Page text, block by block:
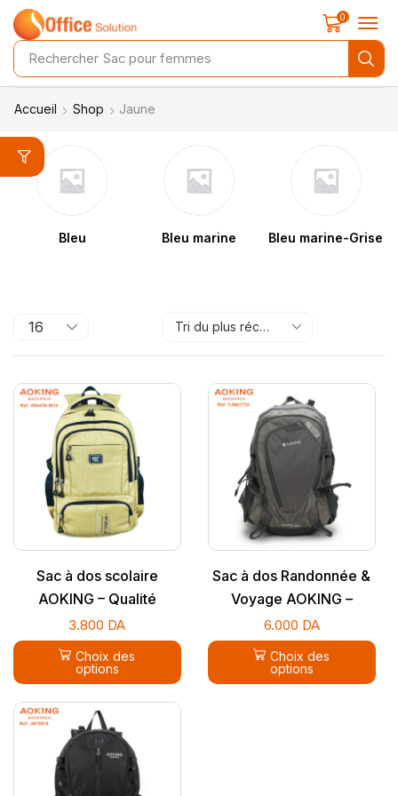
Rechercher Sac pour femmes
0
Accueil Shop Jaune
Bleu Bleu marine Bleu marine-Grise
Sac à dos scolaire
AOKING – Qualité
supérieure
3.800 DA
Choix des
options
Sac à dos Randonnée &
Voyage AOKING –
Étanche & Ergonomique
(YJN67752)
6.000 DA
Choix des
options